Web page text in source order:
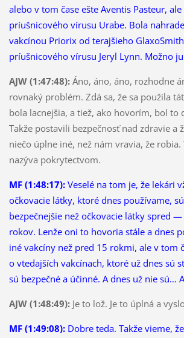
alebo v tom čase ešte Aventis Pasteur,
príušnicového vírusu Urabe. Bola
vakcínou Priorix od terajšieho
príušnicového vírusu Jeryl Lynn. Možno
AJW (1:47:48):Áno, áno, áno, rozhodne
rovnaký problém. Zdá sa, že sa použila
bola lacnejšia, a tiež, ako hovorím, bol to
Takže postavili bezpečnosť nad zdravie a
niečo úplne iné, než nám vravia, že robia.
nazýva pokrytectvom.
MF (1:48:17):Veselé na tom je, že lekári
očkovacie látky, ktoré dnes používame,
bezpečnejšie než očkovacie látky spred
rokov. Lenže oni to hovoria stále a dnes
iné vakcíny než pred 15 rokmi, ale v tom
o vtedajších vakcínach, ktoré už dnes sú
sú bezpečné a účinné. A dnes už nie sú…
AJW (1:48:49):Je to lož. Je to úplná a
MF (1:49:08):Dobre teda. Takže vieme,